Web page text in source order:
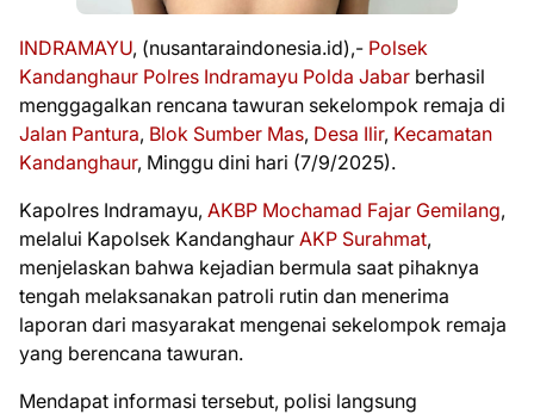
INDRAMAYU, (nusantaraindonesia.id),- Polsek
Kandanghaur Polres Indramayu Polda Jabar berhasil
menggagalkan rencana tawuran sekelompok remaja di
Jalan Pantura, Blok Sumber Mas, Desa Ilir, Kecamatan
Kandanghaur, Minggu dini hari (7/9/2025).
Kapolres Indramayu, AKBP Mochamad Fajar Gemilang,
melalui Kapolsek Kandanghaur AKP Surahmat,
menjelaskan bahwa kejadian bermula saat pihaknya
tengah melaksanakan patroli rutin dan menerima
laporan dari masyarakat mengenai sekelompok remaja
yang berencana tawuran.
Mendapat informasi tersebut, polisi langsung